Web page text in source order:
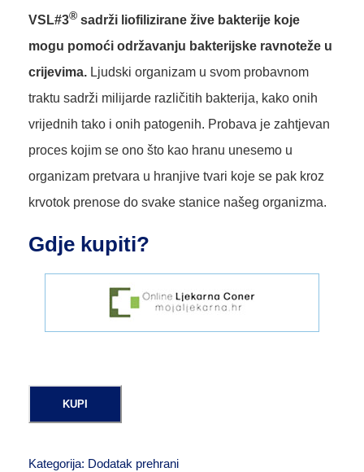
VSL#3® sadrži liofilizirane žive bakterije koje
mogu pomoći održavanju bakterijske ravnoteže u
crijevima. Ljudski organizam u svom probavnom
traktu sadrži milijarde različitih bakterija, kako onih
vrijednih tako i onih patogenih. Probava je zahtjevan
proces kojim se ono što kao hranu unesemo u
organizam pretvara u hranjive tvari koje se pak kroz
krvotok prenose do svake stanice našeg organizma.
Gdje kupiti?
KUPI
Kategorija: Dodatak prehrani